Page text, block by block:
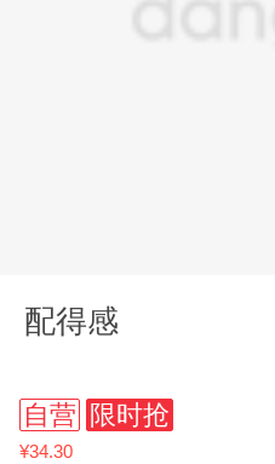
配得感
自营 限时抢
¥34.30